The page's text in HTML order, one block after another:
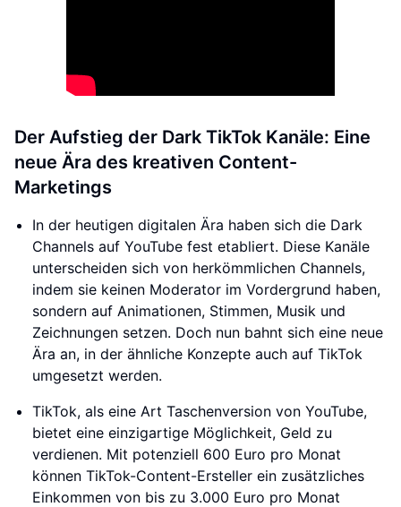
Der Aufstieg der Dark TikTok Kanäle: Eine
neue Ära des kreativen Content-
Marketings
In der heutigen digitalen Ära haben sich die Dark
Channels auf YouTube fest etabliert. Diese Kanäle
unterscheiden sich von herkömmlichen Channels,
indem sie keinen Moderator im Vordergrund haben,
sondern auf Animationen, Stimmen, Musik und
Zeichnungen setzen. Doch nun bahnt sich eine neue
Ära an, in der ähnliche Konzepte auch auf TikTok
umgesetzt werden.
TikTok, als eine Art Taschenversion von YouTube,
bietet eine einzigartige Möglichkeit, Geld zu
verdienen. Mit potenziell 600 Euro pro Monat
können TikTok-Content-Ersteller ein zusätzliches
Einkommen von bis zu 3.000 Euro pro Monat